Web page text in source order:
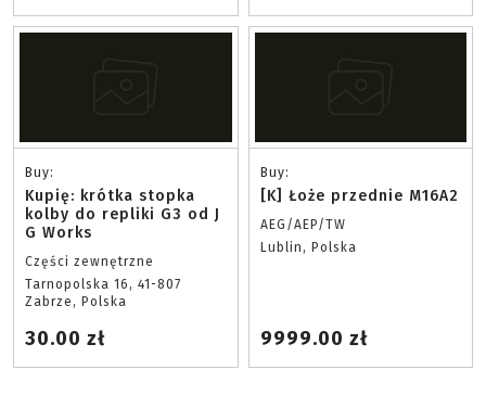
Buy:
Kupię: krótka stopka
kolby do repliki G3 od J
G Works
Części zewnętrzne
Tarnopolska 16, 41-807
Zabrze, Polska
30.00 zł
Buy:
[K] Łoże przednie M16A2
AEG/AEP/TW
Lublin, Polska
9999.00 zł